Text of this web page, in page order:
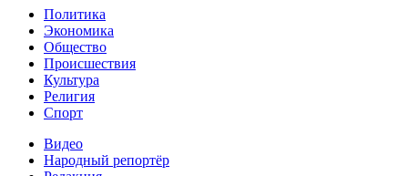
Политика
Экономика
Общество
Происшествия
Культура
Религия
Спорт
Видео
Народный репортёр